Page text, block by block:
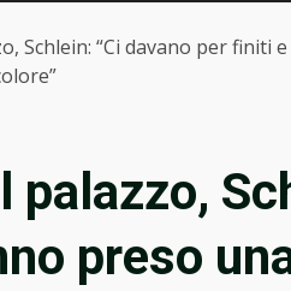
Schlein: “Ci davano per finiti
palazzo,
preso